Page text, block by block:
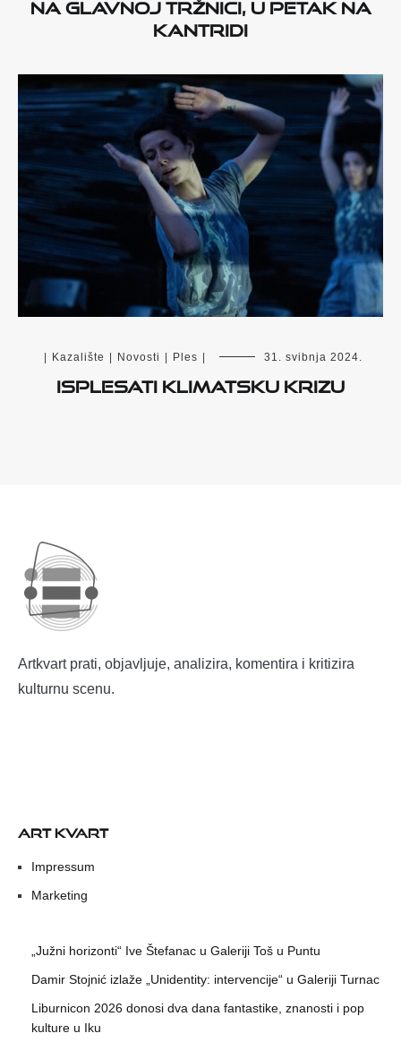
Kantridi
Kazalište Novosti Ples 31. svibnja 2024.
Isplesati klimatsku krizu
Artkvart prati, objavljuje, analizira, komentira i kritizira
kulturnu scenu.
ART KVART
Impressum
Marketing
„Južni horizonti“ Ive Štefanac u Galeriji Toš u Puntu
Damir Stojnić izlaže „Unidentity: intervencije“ u Galeriji Turnac
Liburnicon 2026 donosi dva dana fantastike, znanosti i pop
kulture u Iku